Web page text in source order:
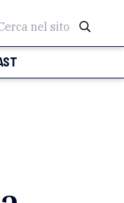
nel sito